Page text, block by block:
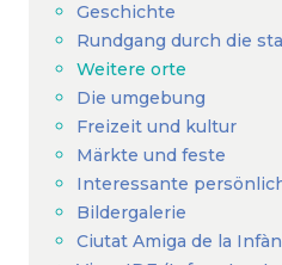
Geschichte
Rundgang durch die
Weitere orte
Die umgebung
Freizeit und kultur
Märkte und feste
Interessante
Bildergalerie
Ciutat Amiga de la